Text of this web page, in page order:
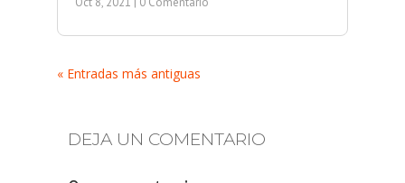
« Entradas más antiguas
DEJA UN COMENTARIO